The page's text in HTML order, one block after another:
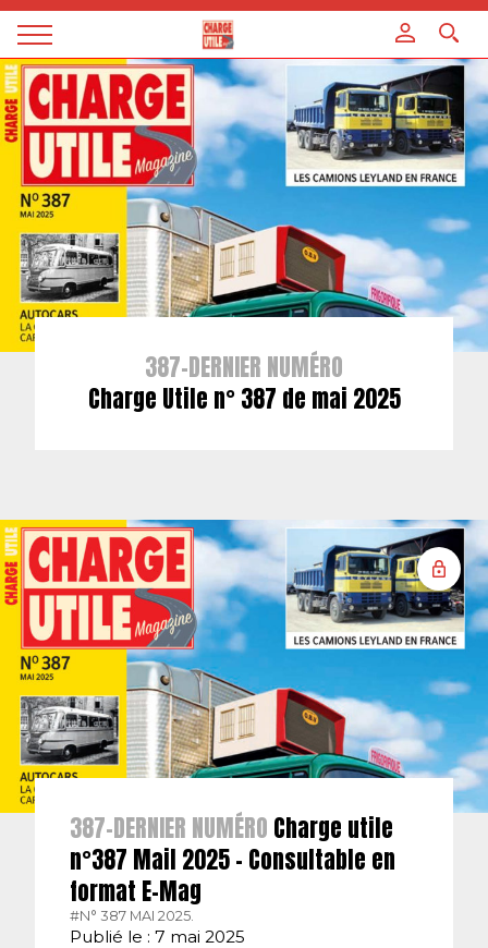
Magazine
Charge
utile
387-DERNIER NUMÉRO
Charge Utile n° 387 de mai 2025
387-DERNIER NUMÉRO Charge utile
n°387 Mail 2025 – Consultable en
format E-Mag
#N° 387 MAI 2025.
Publié le : 7 mai 2025
Panneau de gestion des cookies